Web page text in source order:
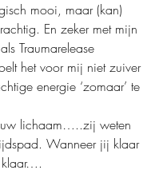
mooi, maar (kan)
En zeker met mijn
Traumarelease
het voor mij niet zuiver
energie ‘zomaar’ te
lichaam…..zij weten
Wanneer jij klaar